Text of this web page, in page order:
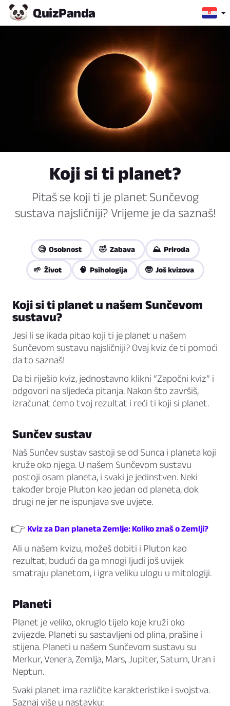
QuizPanda
Koji si ti planet?
Pitaš se koji ti je planet Sunčevog
sustava najsličniji? Vrijeme je da saznaš!
🧐 Osobnost 🤣 Zabava ⛰️ Priroda
🌱 Život 🧠 Psihologija 🤓 Još kvizova
Koji si ti planet u našem Sunčevom
sustavu?
Jesi li se ikada pitao koji ti je planet u našem
Sunčevom sustavu najsličniji? Ovaj kviz će ti pomoći
da to saznaš!
Da bi riješio kviz, jednostavno klikni “Započni kviz” i
odgovori na sljedeća pitanja. Nakon što završiš,
izračunat ćemo tvoj rezultat i reći ti koji si planet.
Sunčev sustav
Naš Sunčev sustav sastoji se od Sunca i planeta koji
kruže oko njega. U našem Sunčevom sustavu
postoji osam planeta, i svaki je jedinstven. Neki
također broje Pluton kao jedan od planeta, dok
drugi ne jer ne ispunjava sve uvjete.
👉 Kviz za Dan planeta Zemlje: Koliko znaš o Zemlji?
Ali u našem kvizu, možeš dobiti i Pluton kao
rezultat, budući da ga mnogi ljudi još uvijek
smatraju planetom, i igra veliku ulogu u mitologiji.
Planeti
Planet je veliko, okruglo tijelo koje kruži oko
zvijezde. Planeti su sastavljeni od plina, prašine i
stijena. Planeti u našem Sunčevom sustavu su
Merkur, Venera, Zemlja, Mars, Jupiter, Saturn, Uran i
Neptun.
Svaki planet ima različite karakteristike i svojstva.
Saznaj više u nastavku: